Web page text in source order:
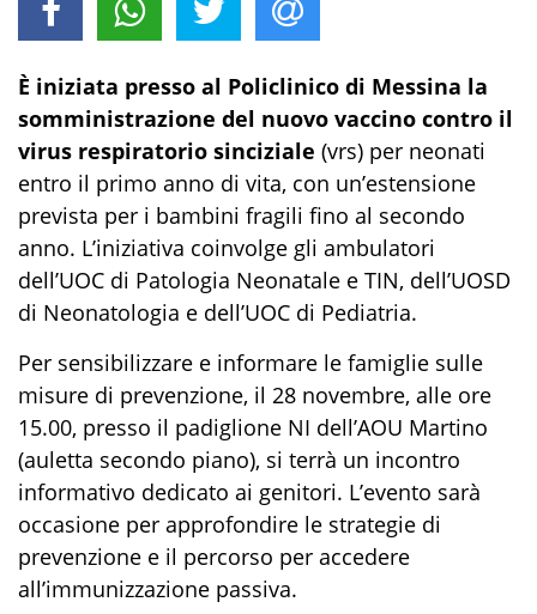
È iniziata presso al Policlinico di Messina la
somministrazione del nuovo vaccino contro il
virus respiratorio sinciziale (vrs) per neonati
entro il primo anno di vita, con un’estensione
prevista per i bambini fragili fino al secondo
anno. L’iniziativa coinvolge gli ambulatori
dell’UOC di Patologia Neonatale e TIN, dell’UOSD
di Neonatologia e dell’UOC di Pediatria.
Per sensibilizzare e informare le famiglie sulle
misure di prevenzione, il 28 novembre, alle ore
15.00, presso il padiglione NI dell’AOU Martino
(auletta secondo piano), si terrà un incontro
informativo dedicato ai genitori. L’evento sarà
occasione per approfondire le strategie di
prevenzione e il percorso per accedere
all’immunizzazione passiva.